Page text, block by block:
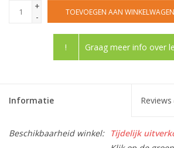
+
-
TOEVOEGEN AAN WINKELWAGEN
! Graag meer info over
Informatie Reviews
Beschikbaarheid winkel:
Tijdelijk